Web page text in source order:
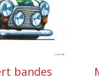
bandes